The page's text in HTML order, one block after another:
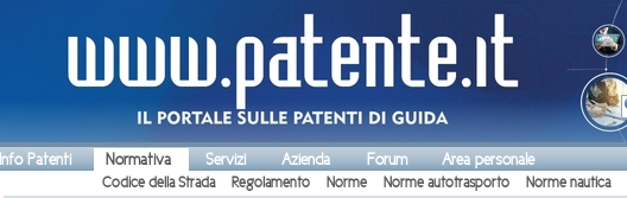
Info Patenti Normativa Servizi Azienda Forum Area personale
Codice della Strada Regolamento Norme Norme autotrasporto Norme nautica